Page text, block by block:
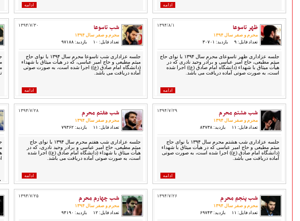
ادامه ادامه
۱۳۹۴/۸/۱ ظهر تاسوعا
محرم و صفر سال ۱۳۹۴
تعداد فایل: ۹
بازدید: ۳۰۷۰۱
جلسه عزاداری ظهر تاسوعای محرم سال ۱۳۹۴ با نوای حاج
میثم مطیعی، حاج امیر عباسی و برادر وحید نادری که در
هیأت میثاق با شهداء (دانشگاه امام صادق (ع)) اجرا شده
است، به صورت صوتی آماده دریافت می باشد.
ادامه
۱۳۹۴/۷/۳۰ شب تاسوعا
محرم و صفر سال ۱۳۹۴
تعداد فایل: ۱۰
بازدید: ۹۷۱۸۸
جلسه عزاداری شب تاسوعا محرم سال ۱۳۹۴ با نوای حاج
میثم مطیعی و حاج امیر عباسی، که در هیأت میثاق با شهداء
(دانشگاه امام صادق (ع)) اجرا شده است، به صورت صوتی
آماده دریافت می باشد.
ادامه
۱۳۹۴/۷/۲۹ شب هشتم محرم
محرم و صفر سال ۱۳۹۴
تعداد فایل: ۱۱
بازدید: ۸۳۷۳۸
جلسه عزاداری شب هشتم محرم سال ۱۳۹۴ با نوای حاج
میثم مطیعی و حاج امیر عباسی که در هیأت میثاق با شهداء
(دانشگاه امام صادق (ع)) اجرا شده است، به صورت صوتی
آماده دریافت می باشد.
ادامه
۱۳۹۴/۷/۲۸ شب هفتم محرم
محرم و صفر سال ۱۳۹۴
تعداد فایل: ۱۱
بازدید: ۷۹۳۶۲
جلسه عزاداری شب هفتم محرم سال ۱۳۹۴ با نوای حاج
میثم مطیعی، حاج امیر عباسی و برادر وحید نادری، که در
هیأت میثاق با شهداء (دانشگاه امام صادق (ع)) اجرا شده
است، به صورت صوتی آماده دریافت می باشد.
ادامه
۱۳۹۴/۷/۲۶ شب پنجم محرم
محرم و صفر سال ۱۳۹۴
تعداد فایل: ۱۱
بازدید: ۶۹۷۴۳
۱۳۹۴/۷/۲۵ شب چهارم محرم
محرم و صفر سال ۱۳۹۴
تعداد فایل: ۱۲
بازدید: ۹۴۱۹۰